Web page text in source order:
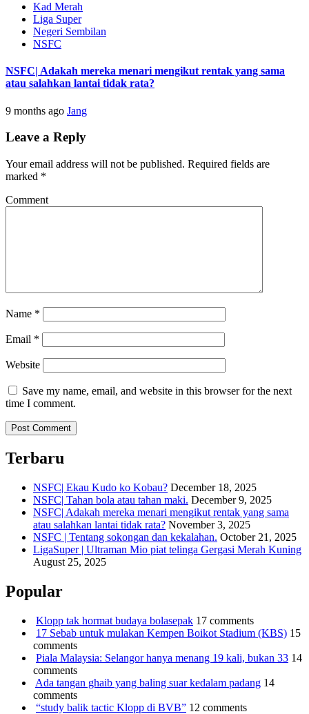
Kad Merah
Liga Super
Negeri Sembilan
NSFC
NSFC| Adakah mereka menari mengikut rentak yang sama
atau salahkan lantai tidak rata?
9 months ago Jang
Leave a Reply
Your email address will not be published. Required fields are
marked *
Comment
Name *
Email *
Website
Save my name, email, and website in this browser for the next
time I comment.
Terbaru
NSFC| Ekau Kudo ko Kobau? December 18, 2025
NSFC| Tahan bola atau tahan maki. December 9, 2025
NSFC| Adakah mereka menari mengikut rentak yang sama
atau salahkan lantai tidak rata? November 3, 2025
NSFC | Tentang sokongan dan kekalahan. October 21, 2025
LigaSuper | Ultraman Mio piat telinga Gergasi Merah Kuning
August 25, 2025
Popular
Klopp tak hormat budaya bolasepak 17 comments
17 Sebab untuk mulakan Kempen Boikot Stadium (KBS) 15
comments
Piala Malaysia: Selangor hanya menang 19 kali, bukan 33 14
comments
Ada tangan ghaib yang baling suar kedalam padang 14
comments
“study balik tactic Klopp di BVB” 12 comments